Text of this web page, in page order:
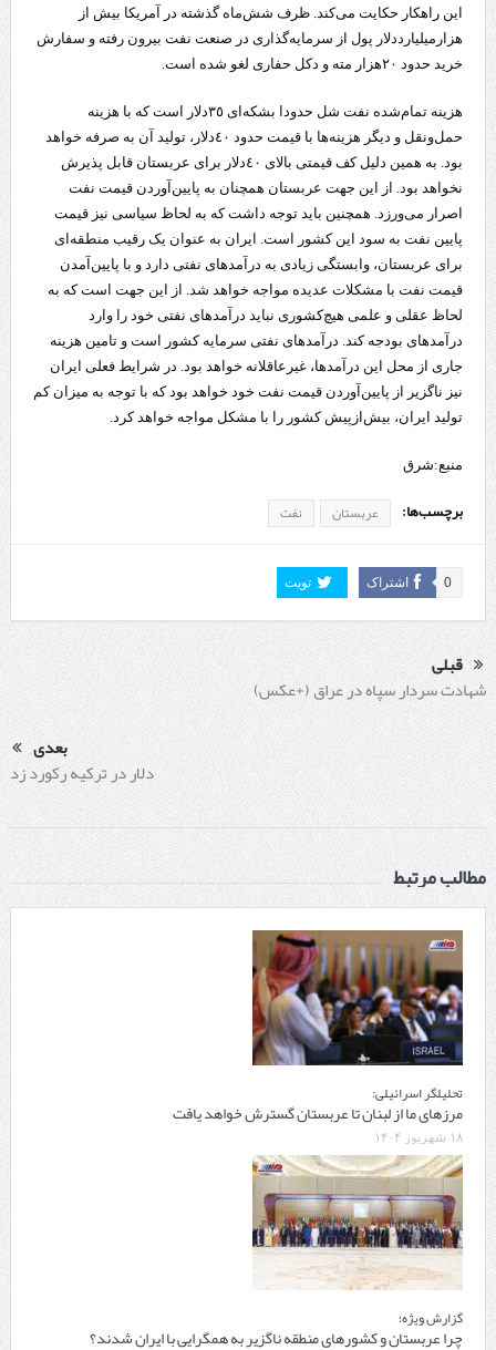
این راهکار حکایت می‌کند. ظرف شش‌ماه گذشته در آمریکا بیش از
هزارمیلیارددلار پول از سرمایه‌گذاری در صنعت نفت بیرون رفته و سفارش
خرید حدود ٢٠هزار مته و دکل حفاری لغو شده است.
هزینه تمام‌شده نفت شل حدودا بشکه‌ای ٣٥دلار است که با هزینه
حمل‌ونقل و دیگر هزینه‌ها با قیمت حدود ٤٠دلار، تولید آن به صرفه خواهد
بود. به همین دلیل کف قیمتی بالای ٤٠دلار برای عربستان قابل پذیرش
نخواهد بود. از این جهت عربستان همچنان به پایین‌آوردن قیمت نفت
اصرار می‌ورزد. همچنین باید توجه داشت که به لحاظ سیاسی نیز قیمت
پایین نفت به سود این کشور است. ایران به عنوان یک رقیب منطقه‌ای
برای عربستان، وابستگی زیادی به درآمدهای نفتی دارد و با پایین‌آمدن
قیمت نفت با مشکلات عدیده مواجه خواهد شد. از این جهت است که به
لحاظ عقلی و علمی هیچ‌کشوری نباید درآمدهای نفتی خود را وارد
درآمدهای بودجه کند. درآمدهای نفتی سرمایه کشور است و تامین هزینه
جاری از محل این درآمدها، غیرعاقلانه خواهد بود. در شرایط فعلی ایران
نیز ناگزیر از پایین‌آوردن قیمت نفت خود خواهد بود که با توجه به میزان کم
تولید ایران، بیش‌ازپیش کشور را با مشکل مواجه خواهد کرد.
منبع:شرق
برچسب‌ها: عربستان نفت
اشتراک 0 تویت
قبلی
شهادت سردار سپاه در عراق (+عکس)
بعدی
دلار در ترکیه رکورد زد
مطالب مرتبط
تحلیلگر اسرائیلی:
مرزهای ما از لبنان تا عربستان گسترش خواهد یافت
۱۸ شهریور ۱۴۰۴
گزارش ویژه؛
چرا عربستان و کشورهای منطقه ناگزیر به همگرایی با ایران شدند؟